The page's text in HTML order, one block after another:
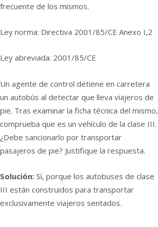
frecuente de los mismos.
Ley norma: Directiva 2001/85/CE Anexo I,2
Ley abreviada: 2001/85/CE
Un agente de control detiene en carretera
un autobús al detectar que lleva viajeros de
pie. Tras examinar la ficha técnica del mismo,
comprueba que es un vehí­culo de la clase III.
¿Debe sancionarlo por transportar
pasajeros de pie? Justifique la respuesta.
Solución: Sí­, porque los autobuses de clase
III están construidos para transportar
exclusivamente viajeros sentados.